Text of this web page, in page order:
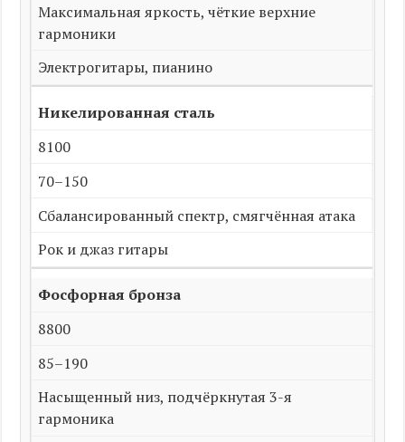
Максимальная яркость, чёткие верхние
гармоники
Электрогитары, пианино
Никелированная сталь
8100
70–150
Сбалансированный спектр, смягчённая атака
Рок и джаз гитары
Фосфорная бронза
8800
85–190
Насыщенный низ, подчёркнутая 3-я
гармоника